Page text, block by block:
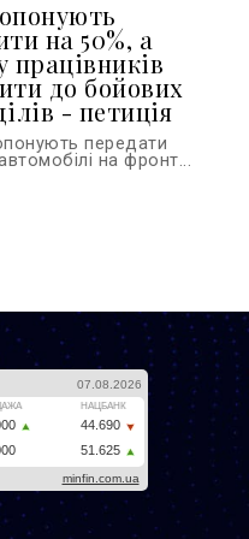
на 50%, а
працівників
до бойових
- петиція
передати
на фронт...